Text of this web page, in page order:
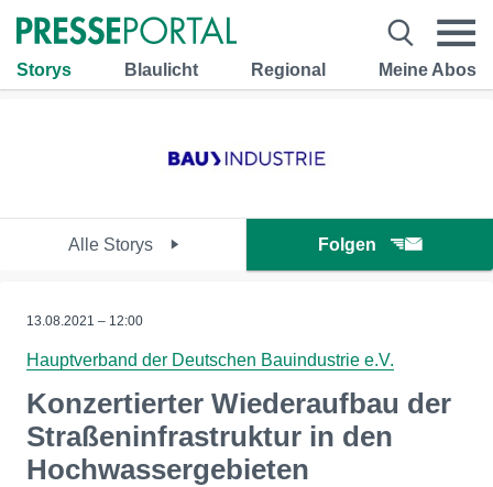
Storys Blaulicht Regional Meine Abos
Alle Storys Folgen
13.08.2021 – 12:00
Hauptverband der Deutschen Bauindustrie e.V.
Konzertierter Wiederaufbau der
Straßeninfrastruktur in den
Hochwassergebieten